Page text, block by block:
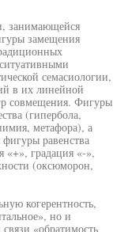
занимающейся
замещения
семасиологии,
в их линейной
совмещения. Фигуры
(гипербола,
метафора), а
равенства
«+», градация «-»,
(оксюморон,
когерентность,
но и
«обратимость